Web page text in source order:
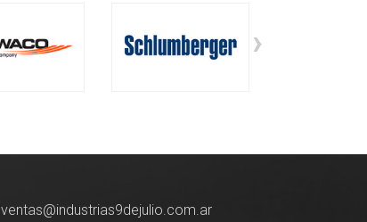
›
ventas@industrias9dejulio.com.ar